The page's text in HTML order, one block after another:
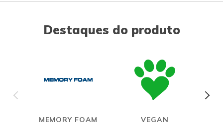
Destaques do produto
MEMORY FOAM
VEGAN